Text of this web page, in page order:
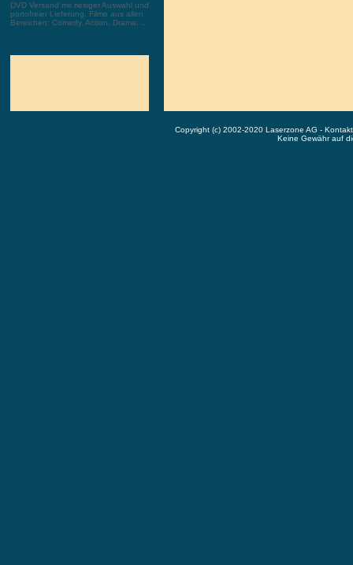
DVD Versand mit riesiger Auswahl und
portofreier Lieferung. Filme aus allen
Bereichen: Comedy, Action, Drama, ...
Copyright (c) 2002-2020 Laserzone AG -
Keine Gewähr auf